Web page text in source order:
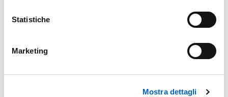
Statistiche
Marketing
Mostra dettagli
Promozione dell'Innovazione
DI U.O. VALORIZZAZIONE DELLA